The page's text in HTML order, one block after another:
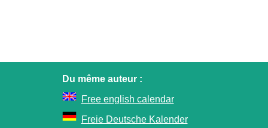
Du même auteur :
Free english calendar
Freie Deutsche Kalender